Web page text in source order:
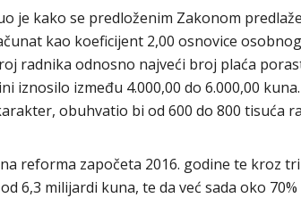
je kako se predloženim Zakonom
kao koeficijent 2,00 osnovice
radnika odnosno najveći broj plaća
iznosilo između 4.000,00 do 6.000,00
obuhvatio bi od 600 do 800 tisuća
reforma započeta 2016. godine te kroz
6,3 milijardi kuna, te da već sada oko